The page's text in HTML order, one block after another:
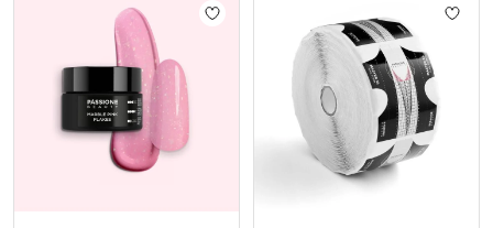
Ajouter à la liste de souhaits Marble